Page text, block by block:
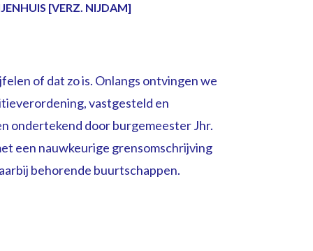
[VERZ. NIJDAM]
of dat zo is. Onlangs ontvingen we
vastgesteld en
ondertekend door burgemeester Jhr.
een nauwkeurige grensomschrijving
behorende buurtschappen.